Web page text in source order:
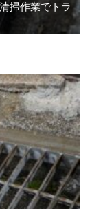
掃作業でトラ